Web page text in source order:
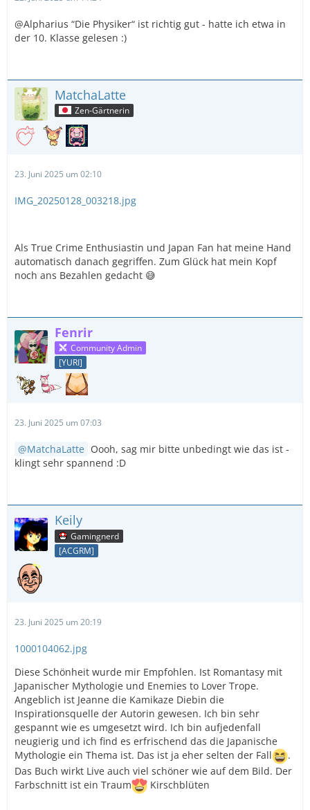
@Alpharius “Die Physiker“ ist richtig gut - hatte ich etwa in
der 10. Klasse gelesen :)
MatchaLatte
Zen-Gärtnerin
23. Juni 2025 um 02:10
IMG_20250128_003218.jpg
Als True Crime Enthusiastin und Japan Fan hat meine Hand
automatisch danach gegriffen. Zum Glück hat mein Kopf
noch ans Bezahlen gedacht 😅
Fenrir
Community Admin
[YURI]
23. Juni 2025 um 07:03
MatchaLatte Oooh, sag mir bitte unbedingt wie das ist -
klingt sehr spannend :D
Keily
Gamingnerd
[ACGRM]
23. Juni 2025 um 20:19
1000104062.jpg
Diese Schönheit wurde mir Empfohlen. Ist Romantasy mit
Japanischer Mythologie und Enemies to Lover Trope.
Angeblich ist Jeanne die Kamikaze Diebin die
Inspirationsquelle der Autorin gewesen. Ich bin sehr
gespannt wie es umgesetzt wird. Ich bin aufjedenfall
neugierig und ich find es erfrischend das die Japanische
Mythologie ein Thema ist. Das ist ja eher selten der Fall
.
Das Buch wirkt Live auch viel schöner wie auf dem Bild. Der
Farbschnitt ist ein Traum
Kirschblüten